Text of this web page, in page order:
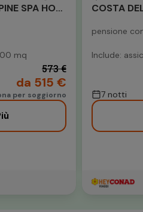
CIAMPEDIE LUXURY ALPINE SPA HOTEL
mq
573 €
da 515 €
per soggiorno
COSTA
pensione
Include:
7 notti